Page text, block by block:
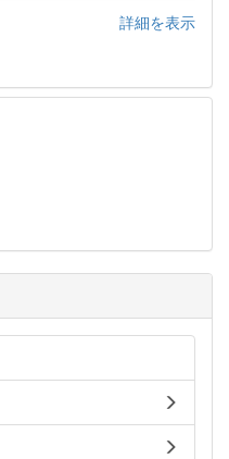
詳細を表示